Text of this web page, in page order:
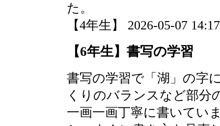
た。
【4年生】 2026-05-07
【6年生】書写の学習
書写の学習で「湖」の字
くりのバランスなど部分
一画一画丁寧に書いてい